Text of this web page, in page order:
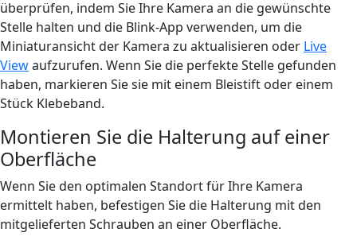
überprüfen, indem Sie Ihre Kamera an die gewünschte
Stelle halten und die Blink-App verwenden, um die
Miniaturansicht der Kamera zu aktualisieren oder Live
Viewaufzurufen. Wenn Sie die perfekte Stelle gefunden
haben, markieren Sie sie mit einem Bleistift oder einem
Stück Klebeband.
Montieren Sie die Halterung auf einer
Oberfläche
Wenn Sie den optimalen Standort für Ihre Kamera
ermittelt haben, befestigen Sie die Halterung mit den
mitgelieferten Schrauben an einer Oberfläche.